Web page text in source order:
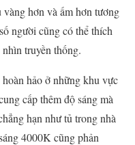
hơn và ấm hơn tương
người cũng có thể thích
truyền thống.
hảo ở những khu vực
cấp thêm độ sáng mà
hạn như tủ trong nhà
4000K cũng phản